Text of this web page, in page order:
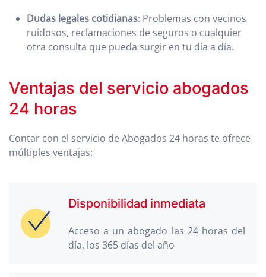
Dudas legales cotidianas: Problemas con vecinos
ruidosos, reclamaciones de seguros o cualquier
otra consulta que pueda surgir en tu día a día.
Ventajas del servicio abogados
24 horas
Contar con el servicio de Abogados 24 horas te ofrece
múltiples ventajas:
Disponibilidad inmediata
Acceso a un abogado las 24 horas del
día, los 365 días del año